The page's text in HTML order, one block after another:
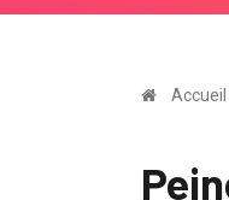
Accueil